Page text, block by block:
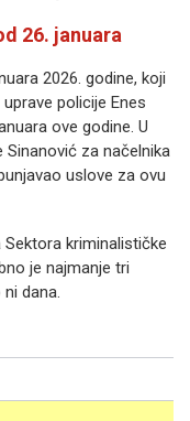
26. januara
2026. godine, koji
policije Enes
ove godine. U
za načelnika
uslove za ovu
kriminalističke
je najmanje tri
dana.